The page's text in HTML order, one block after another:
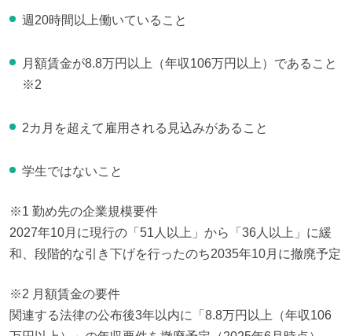
週20時間以上働いていること
月額賃金が8.8万円以上（年収106万円以上）であること
※2
2カ月を超えて雇用される見込みがあること
学生ではないこと
※1 勤め先の企業規模要件
2027年10月に現行の「51人以上」から「36人以上」に緩
和、段階的な引き下げを行ったのち2035年10月に撤廃予定
※2 月額賃金の要件
関連する法律の公布後3年以内に「8.8万円以上（年収106